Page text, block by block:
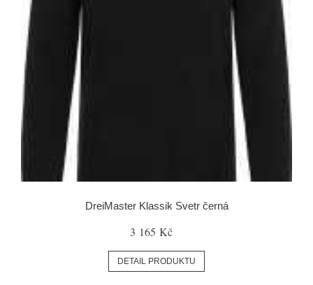
DreiMaster Klassik Svetr černá
3 165 Kč
DETAIL PRODUKTU